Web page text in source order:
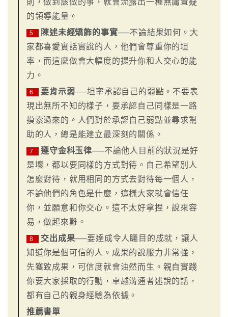
則，做到該做的事，就會流露出一種無庸置疑
的領導能量。
5 陳述未經矯飾的事實──不論結果如何。大
家都喜愛實話實說的人，他們會尊重你的坦
率，而這麼做會大幅度的提升你和人交心的能
力。
6 要肯示弱──坦率承認自己的弱點。不要表
現出無所不知的樣子，要承認自己同樣是一路
摸索過來的。人們對於承認自己弱點並尋求幫
助的人，總是能建立最深刻的關係。
7 遵守金科玉律──不論他人目前的狀況是好
是壞，都以要同樣的方式對待。自己希望別人
怎麼對待，就用相同的方式去對待每一個人，
不論他們的角色是什麼，這樣大家就會信任
你，並願意和你交心。這不太好拿捏，說來容
易，做起來難。
8 交出成果──要達成令人矚目的成就，讓人
知道你是個可信的人。成果的說服力非常強，
先獲致成果，可信度就會油然而生。親自實踐
你要大家採取的行動，卓越溝通者述說的話，
都有自己的親身經驗為依據。
推薦書單